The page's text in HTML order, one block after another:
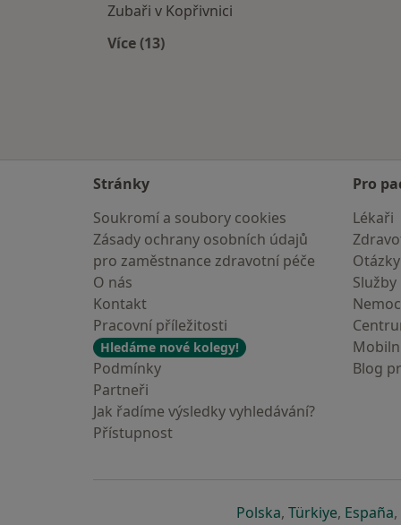
Zubaři v Kopřivnici
Více (13)
Stránky
Soukromí a soubory cookies
Zásady ochrany osobních údajů
pro zaměstnance zdravotní péče
O nás
Kontakt
Pracovní příležitosti
Hledáme nové kolegy!
Podmínky
Partneři
Jak řadíme výsledky vyhledávání?
Přístupnost
Pro
Lékaři
Služby
Blog
Polskase otevře v nové
, Türkiyese
, España,